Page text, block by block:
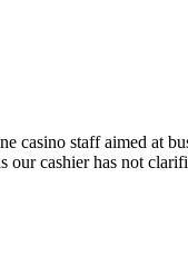
casino staff aimed at
our cashier has not